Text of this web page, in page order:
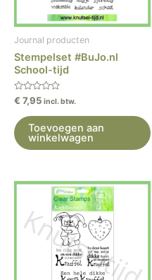
Journal producten
Stempelset #BuJo.nl
School-tijd
Gewaardeerd
0
5
€ 7,95 incl. btw.
Toevoegen aan
winkelwagen